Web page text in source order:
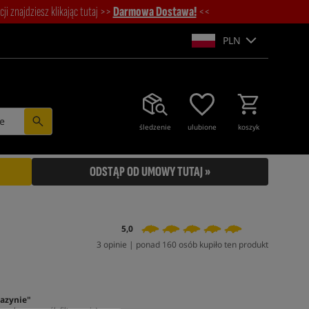
znajdziesz klikając tutaj >>Darmowa Dostawa! <<
PLN
śledzenie ulubione koszyk
ODSTĄP OD UMOWY TUTAJ »
5,0
3 opinie | ponad 160 osób kupiło ten produkt